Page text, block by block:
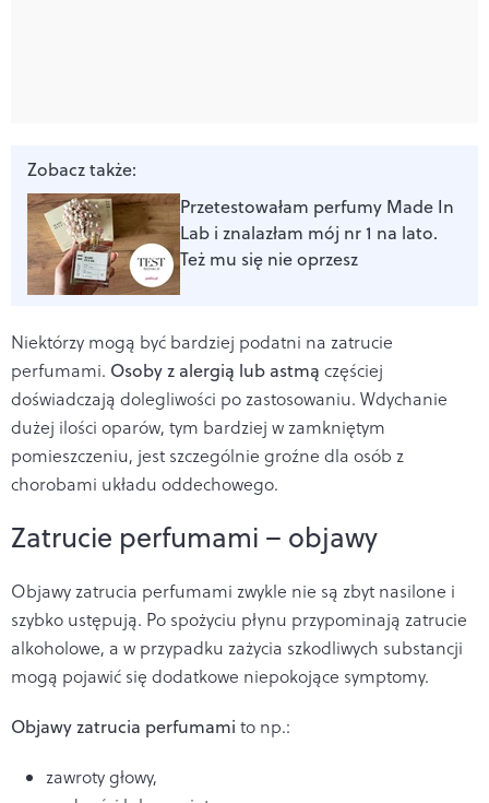
Zobacz także:
Przetestowałam perfumy Made In
Lab i znalazłam mój nr 1 na lato.
Też mu się nie oprzesz
Niektórzy mogą być bardziej podatni na zatrucie
perfumami. Osoby z alergią lub astmą częściej
doświadczają dolegliwości po zastosowaniu. Wdychanie
dużej ilości oparów, tym bardziej w zamkniętym
pomieszczeniu, jest szczególnie groźne dla osób z
chorobami układu oddechowego.
Zatrucie perfumami – objawy
Objawy zatrucia perfumami zwykle nie są zbyt nasilone i
szybko ustępują. Po spożyciu płynu przypominają zatrucie
alkoholowe, a w przypadku zażycia szkodliwych substancji
mogą pojawić się dodatkowe niepokojące symptomy.
Objawy zatrucia perfumami to np.:
zawroty głowy,